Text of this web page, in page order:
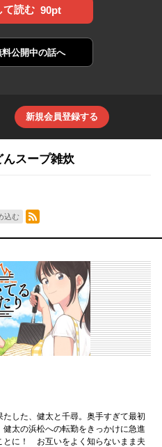
て読む 90pt
料公開中の話へ
新規会員登録する
スープ雑炊
込む
RSSフィード
した、健太と千尋。奥手すぎて最初
太の浜松への転勤をきっかけに急進
に！ お互いをよく知らないまま夫